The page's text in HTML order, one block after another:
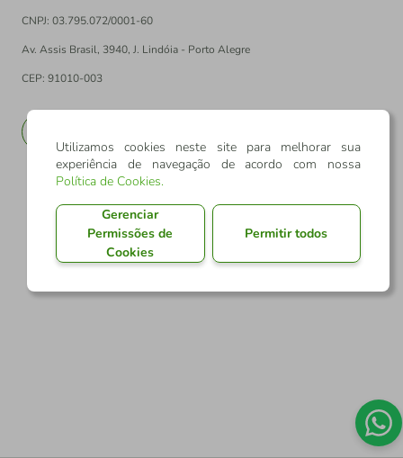
CNPJ: 03.795.072/0001-60
Av. Assis Brasil, 3940, J. Lindóia - Porto Alegre
CEP: 91010-003
Utilizamos cookies neste site para melhorar sua
experiência de navegação de acordo com nossa
Política de Cookies.
Gerenciar
Permissões de
Cookies
Permitir todos